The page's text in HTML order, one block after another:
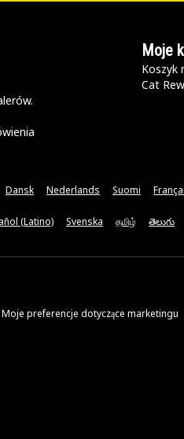
Moje
Koszyk
Cat
Dansk Nederlands Suomi
(Latino) Svenska தமிழ் తెలుగు
Moje preferencje dotyczące marketingu